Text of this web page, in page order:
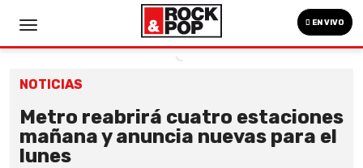
EN VIVO
NOTICIAS
Metro reabrirá cuatro estaciones
mañana y anuncia nuevas para el
lunes